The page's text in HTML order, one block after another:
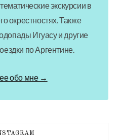
экскурсии в
окрестностях. Также
Игуасу и другие
по Аргентине.
обо мне →